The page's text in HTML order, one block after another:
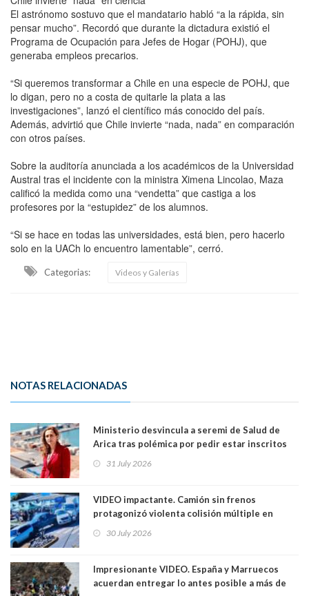
El astrónomo sostuvo que el mandatario habló “a la rápida, sin
pensar mucho”. Recordó que durante la dictadura existió el
Programa de Ocupación para Jefes de Hogar (POHJ), que
generaba empleos precarios.
“Si queremos transformar a Chile en una especie de POHJ, que
lo digan, pero no a costa de quitarle la plata a las
investigaciones”, lanzó el científico más conocido del país.
Además, advirtió que Chile invierte “nada, nada” en comparación
con otros países.
Sobre la auditoría anunciada a los académicos de la Universidad
Austral tras el incidente con la ministra Ximena Lincolao, Maza
calificó la medida como una “vendetta” que castiga a los
profesores por la “estupidez” de los alumnos.
“Si se hace en todas las universidades, está bien, pero hacerlo
solo en la UACh lo encuentro lamentable”, cerró.
Categorias: Videos y Galerías
NOTAS RELACIONADAS
Ministerio desvincula a seremi de Salud de
Arica tras polémica por pedir estar inscritos
Ya son 29 seremis despedidos desde el 11 de
31 July 2026
VIDEO impactante. Camión sin frenos
protagonizó violenta colisión múltiple en
30 July 2026
Impresionante VIDEO. España y Marruecos
acuerdan entregar lo antes posible a más de